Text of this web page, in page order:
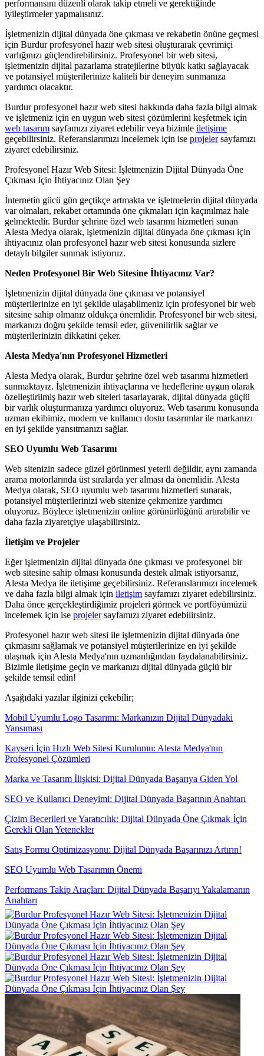
performansını düzenli olarak takip etmeli ve gerektiğinde
iyileştirmeler yapmalısınız.
İşletmenizin dijital dünyada öne çıkması ve rekabetin önüne geçmesi
için Burdur profesyonel hazır web sitesi oluşturarak çevrimiçi
varlığınızı güçlendirebilirsiniz. Profesyonel bir web sitesi,
işletmenizin dijital pazarlama stratejilerine büyük katkı sağlayacak
ve potansiyel müşterilerinize kaliteli bir deneyim sunmanıza
yardımcı olacaktır.
Burdur profesyonel hazır web sitesi hakkında daha fazla bilgi almak
ve işletmeniz için en uygun web sitesi çözümlerini keşfetmek için
web tasarım sayfamızı ziyaret edebilir veya bizimle iletişime
geçebilirsiniz. Referanslarımızı incelemek için ise projelersayfamızı
ziyaret edebilirsiniz.
Profesyonel Hazır Web Sitesi: İşletmenizin Dijital Dünyada Öne
Çıkması İçin İhtiyacınız Olan Şey
İnternetin gücü gün geçtikçe artmakta ve işletmelerin dijital dünyada
var olmaları, rekabet ortamında öne çıkmaları için kaçınılmaz hale
gelmektedir. Burdur şehrine özel web tasarımı hizmetleri sunan
Alesta Medya olarak, işletmenizin dijital dünyada öne çıkması için
ihtiyacınız olan profesyonel hazır web sitesi konusunda sizlere
detaylı bilgiler sunmak istiyoruz.
Neden Profesyonel Bir Web Sitesine İhtiyacınız Var?
İşletmenizin dijital dünyada öne çıkması ve potansiyel
müşterilerinize en iyi şekilde ulaşabilmeniz için profesyonel bir web
sitesine sahip olmanız oldukça önemlidir. Profesyonel bir web sitesi,
markanızı doğru şekilde temsil eder, güvenilirlik sağlar ve
müşterilerinizin dikkatini çeker.
Alesta Medya'nın Profesyonel Hizmetleri
Alesta Medya olarak, Burdur şehrine özel web tasarımı hizmetleri
sunmaktayız. İşletmenizin ihtiyaçlarına ve hedeflerine uygun olarak
özelleştirilmiş hazır web siteleri tasarlayarak, dijital dünyada güçlü
bir varlık oluşturmanıza yardımcı oluyoruz. Web tasarımı konusunda
uzman ekibimiz, modern ve kullanıcı dostu tasarımlar ile markanızı
en iyi şekilde yansıtmanızı sağlar.
SEO Uyumlu Web Tasarımı
Web sitenizin sadece güzel görünmesi yeterli değildir, aynı zamanda
arama motorlarında üst sıralarda yer alması da önemlidir. Alesta
Medya olarak, SEO uyumlu web tasarımı hizmetleri sunarak,
potansiyel müşterilerinizi web sitenize çekmenize yardımcı
oluyoruz. Böylece işletmenizin online görünürlüğünü artırabilir ve
daha fazla ziyaretçiye ulaşabilirsiniz.
İletişim ve Projeler
Eğer işletmenizin dijital dünyada öne çıkması ve profesyonel bir
web sitesine sahip olması konusunda destek almak istiyorsanız,
Alesta Medya ile iletişime geçebilirsiniz. Referanslarımızı incelemek
ve daha fazla bilgi almak için iletişim sayfamızı ziyaret edebilirsiniz.
Daha önce gerçekleştirdiğimiz projeleri görmek ve portföyümüzü
incelemek için ise projelersayfamızı ziyaret edebilirsiniz.
Profesyonel hazır web sitesi ile işletmenizin dijital dünyada öne
çıkmasını sağlamak ve potansiyel müşterilerinize en iyi şekilde
ulaşmak için Alesta Medya'nın uzmanlığından faydalanabilirsiniz.
Bizimle iletişime geçin ve markanızı dijital dünyada güçlü bir
şekilde temsil edin!
Aşağıdaki yazılar ilginizi çekebilir;
Mobil Uyumlu Logo Tasarımı: Markanızın Dijital Dünyadaki
Yansıması
Kayseri İçin Hızlı Web Sitesi Kurulumu: Alesta Medya'nın
Profesyonel Çözümleri
Marka ve Tasarım İlişkisi: Dijital Dünyada Başarıya Giden Yol
SEO ve Kullanıcı Deneyimi: Dijital Dünyada Başarının Anahtarı
Çizim Becerileri ve Yaratıcılık: Dijital Dünyada Öne Çıkmak İçin
Gerekli Olan Yetenekler
Satış Formu Optimizasyonu: Dijital Dünyada Başarınızı Artırın!
SEO Uyumlu Web Tasarımın Önemi
Performans Takip Araçları: Dijital Dünyada Başarıyı Yakalamanın
Anahtarı
Kayseri Web Tasarım Hizmetleri: Profesyonellik ve Yaratıcılığın
Buluşma Noktası
SEO Yazılımı: Dijital Dünyada Yükselmenin Anahtarı
Alesta Medya: Web Tasarımında Profesyonel Çözümler
Basit Navigasyonun Web Tasarımındaki Önemi
Web Sitesi Güncellemeleri ve Önemi
Alesta Medya: Sayfa İçi SEO İle Dijital Dünyada Öne Çıkın!
Parallax Web Tasarım: Dijital Dünyada Derinlik ve Hareketin